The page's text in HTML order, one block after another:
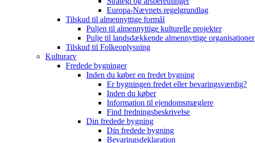
Europa-Nævnets regelgrundlag
Tilskud til almennyttige formål
Puljen til almennyttige kulturelle projekter
Pulje til landsdækkende almennyttige organisationer
Tilskud til Folkeoplysning
Kulturarv
Fredede bygninger
Inden du køber en fredet bygning
Er bygningen fredet eller bevaringsværdig?
Inden du køber
Information til ejendomsmæglere
Find fredningsbeskrivelse
Din fredede bygning
Din fredede bygning
Bevaringsdeklaration